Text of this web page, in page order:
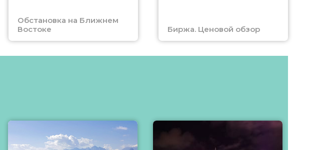
Обстановка на Ближнем
Востоке
Биржа. Ценовой обзор